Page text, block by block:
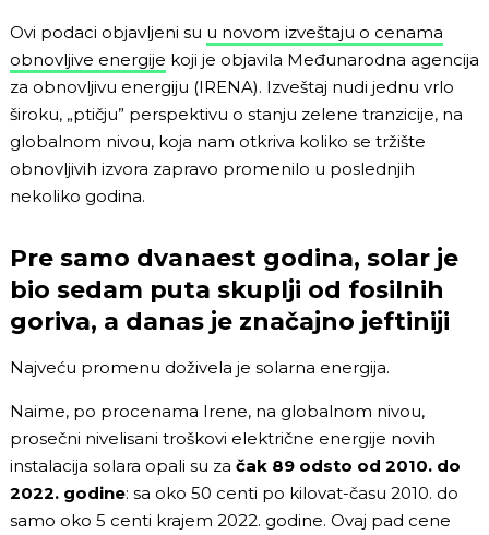
Ovi podaci objavljeni su u novom izveštaju o cenama
obnovljive energije koji je objavila Međunarodna agencija
za obnovljivu energiju (IRENA). Izveštaj nudi jednu vrlo
široku, „ptičju” perspektivu o stanju zelene tranzicije, na
globalnom nivou, koja nam otkriva koliko se tržište
obnovljivih izvora zapravo promenilo u poslednjih
nekoliko godina.
Pre samo dvanaest godina, solar je
bio sedam puta skuplji od fosilnih
goriva, a danas je značajno jeftiniji
Najveću promenu doživela je solarna energija.
Naime, po procenama Irene, na globalnom nivou,
prosečni nivelisani troškovi električne energije novih
instalacija solara opali su za čak 89 odsto od 2010. do
2022. godine: sa oko 50 centi po kilovat-času 2010. do
samo oko 5 centi krajem 2022. godine. Ovaj pad cene